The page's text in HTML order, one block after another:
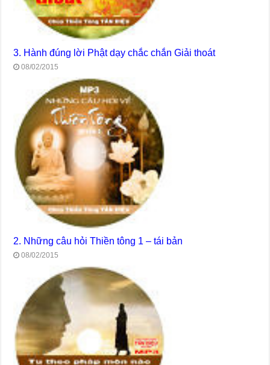
3. Hành đúng lời Phật dạy chắc chắn Giải thoát
08/02/2015
2. Những câu hỏi Thiền tông 1 – tái bản
08/02/2015